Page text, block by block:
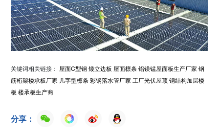
关键词相关链接： 屋面C型钢 矮立边板 屋面檩条 铝镁锰屋面板生产厂家 钢
筋桁架楼承板厂家 几字型檩条 彩钢落水管厂家 工厂光伏屋顶 钢结构加层楼
板 楼承板生产商
分享：